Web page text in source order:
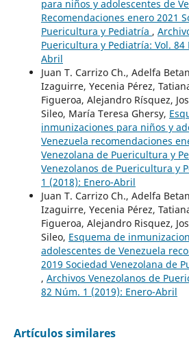
para niños y adolescentes de
Recomendaciones enero 2021
Puericultura y Pediatría ,
Puericultura y Pediatría: Vol. 84
Abril
Juan T. Carrizo Ch., Adelfa
Izaguirre, Yecenia Pérez,
Figueroa, Alejandro Rísquez,
Sileo, María Teresa Ghersy,
inmunizaciones para niños y
Venezuela recomendaciones
Venezolana de Puericultura y
Venezolanos de Puericultura y
1 (2018): Enero-Abril
Juan T. Carrizo Ch., Adelfa
Izaguirre, Yecenia Pérez,
Figueroa, Alejandro Risquez,
Sileo, Esquema de
adolescentes de Venezuela
2019 Sociedad Venezolana de
, Archivos Venezolanos de
82 Núm. 1 (2019): Enero-Abril
Artículos similares